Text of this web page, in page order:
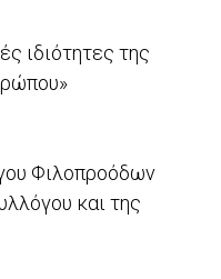
ιδιότητες της
Φιλοπροόδων
και της